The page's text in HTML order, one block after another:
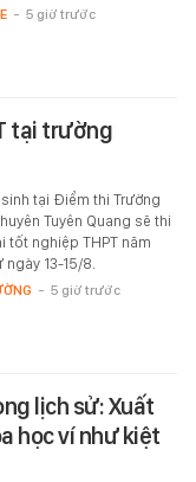
- 5 giờ trước
tại trường
tại Điểm thi Trường
Tuyên Quang sẽ thi
tốt nghiệp THPT năm
ngày 13-15/8.
- 5 giờ trước
lịch sử: Xuất
học ví như kiệt